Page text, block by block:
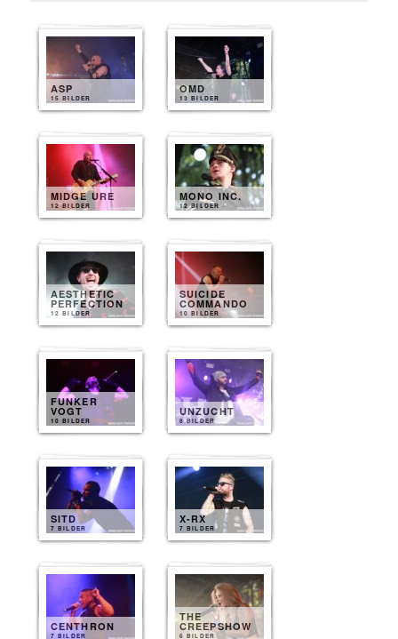
ASP
15 BILDER
OMD
13 BILDER
MIDGE URE
12 BILDER
MONO INC.
12 BILDER
AESTHETIC
PERFECTION
12 BILDER
SUICIDE
COMMANDO
10 BILDER
FUNKER
VOGT
10 BILDER
UNZUCHT
8 BILDER
SITD
7 BILDER
X-RX
7 BILDER
CENTHRON
7 BILDER
THE
CREEPSHOW
6 BILDER